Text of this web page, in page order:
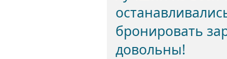
бронировать
довольны!